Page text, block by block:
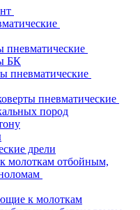
пневматические
БК
пневматические
пневматические
пород
дрели
молоткам отбойным,
к молоткам